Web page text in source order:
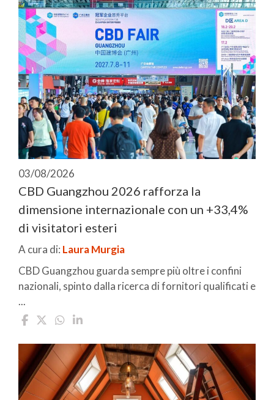
03/08/2026
CBD Guangzhou 2026 rafforza la
dimensione internazionale con un +33,4%
di visitatori esteri
A cura di: Laura Murgia
CBD Guangzhou guarda sempre più oltre i confini
nazionali, spinto dalla ricerca di fornitori qualificati e
...